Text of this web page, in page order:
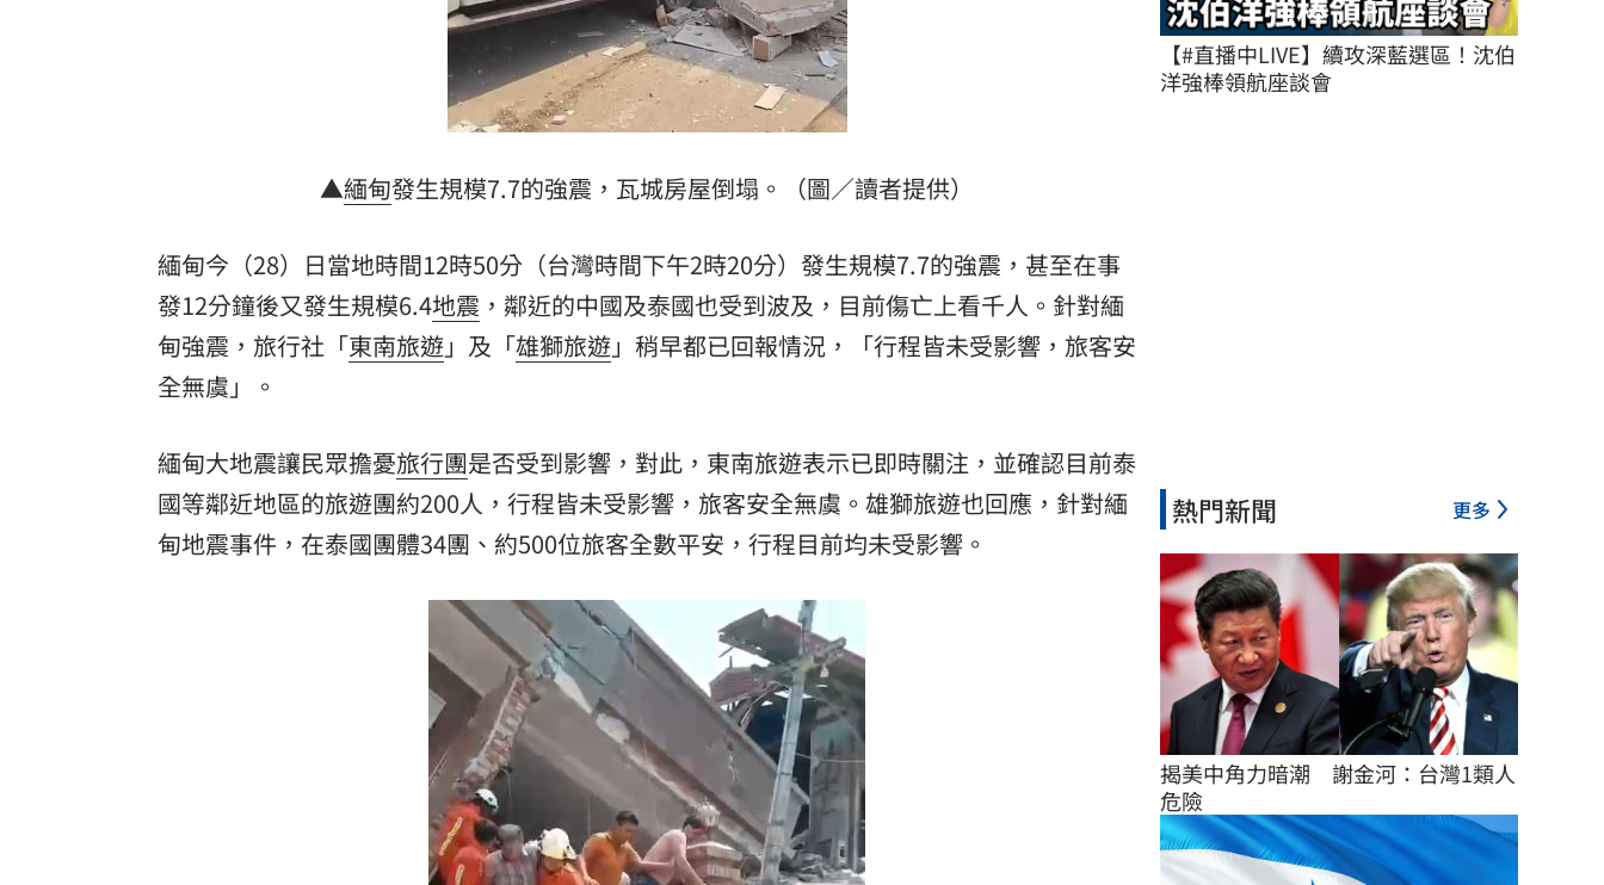
AI時代！威力馬導入智慧營運系統提升效率 12:00
商場戰國來臨 台中「頂奢大道」逐漸成形 12:00
台彩父親節推新刮刮樂千萬頭獎超「爸」氣 12:00
「拍片人的多重宇宙」職涯論壇9/12登場！ 10:30
理想混蛋號召粉絲跨海追星吃美食！ 18:15
▲緬甸發生規模7.7的強震，瓦城房屋倒塌。（圖／讀者提供）
緬甸今（28）日當地時間12時50分（台灣時間下午2時20分）發生規模7.7的強震，甚至在事
發12分鐘後又發生規模6.4地震 ，鄰近的中國及泰國也受到波及，目前傷亡上看千人。針對緬
甸強震，旅行社「東南旅遊」及「雄獅旅遊」稍早都已回報情況，「行程皆未受影響，旅客安
全無虞」。
緬甸大地震讓民眾擔憂旅行團是否受到影響，對此，東南旅遊表示已即時關注，並確認目前泰
國等鄰近地區的旅遊團約200人，行程皆未受影響，旅客安全無虞。雄獅旅遊也回應，針對緬
甸地震事件，在泰國團體34團、約500位旅客全數平安，行程目前均未受影響。
【#直播中LIVE】續攻深藍選區！沈伯
洋強棒領航座談會
熱門新聞 更多
揭美中角力暗潮　謝金河：台灣1類人
危險